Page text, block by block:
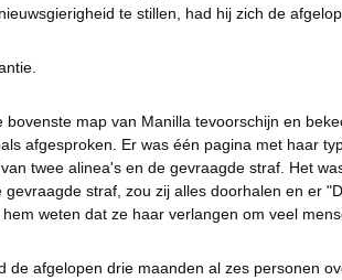
te stillen, had hij zich de
bovenste map van Manilla tevoorschijn en
afgesproken. Er was één pagina met haar
twee alinea's en de gevraagde straf. Het
gevraagde straf, zou zij alles doorhalen en er
weten dat ze haar verlangen om veel
de afgelopen drie maanden al zes personen